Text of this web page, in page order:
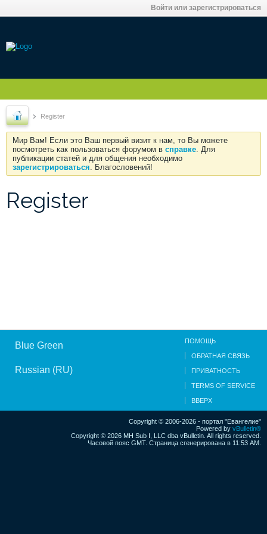
Войти или зарегистрироваться
Register
Мир Вам! Если это Ваш первый визит к нам, то Вы можете
посмотреть как пользоваться форумом в справке. Для
публикации статей и для общения необходимо
зарегистрироваться. Благословений!
Register
Blue Green
Russian (RU)
ПОМОЩЬ
ОБРАТНАЯ СВЯЗЬ
ПРИВАТНОСТЬ
TERMS OF SERVICE
ВВЕРХ
Copyright © 2006-2026 - портал "Евангелие"
Powered by vBulletin®
Copyright © 2026 MH Sub I, LLC dba vBulletin. All rights reserved.
Часовой пояс GMT. Страница сгенерирована в 11:53 AM.